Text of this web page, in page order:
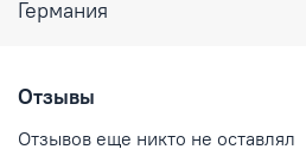
Германия
Отзывы
Отзывов еще никто не оставлял